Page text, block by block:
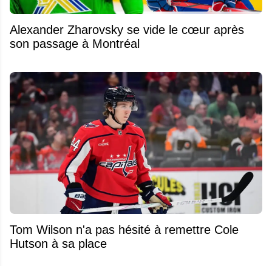
Alexander Zharovsky se vide le cœur après
son passage à Montréal
Tom Wilson n'a pas hésité à remettre Cole
Hutson à sa place